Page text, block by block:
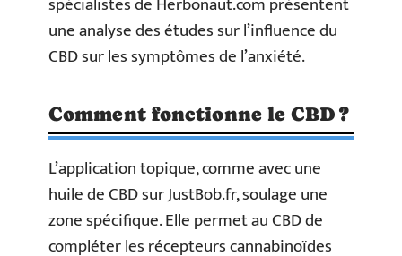
une analyse des études sur l’influence du
CBD sur les symptômes de l’anxiété.
Comment fonctionne le CBD ?
L’application topique, comme avec une
huile de CBD sur JustBob.fr, soulage une
zone spécifique. Elle permet au CBD de
compléter les récepteurs cannabinoïdes